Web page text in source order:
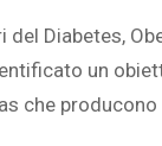
del Diabetes,
un
che